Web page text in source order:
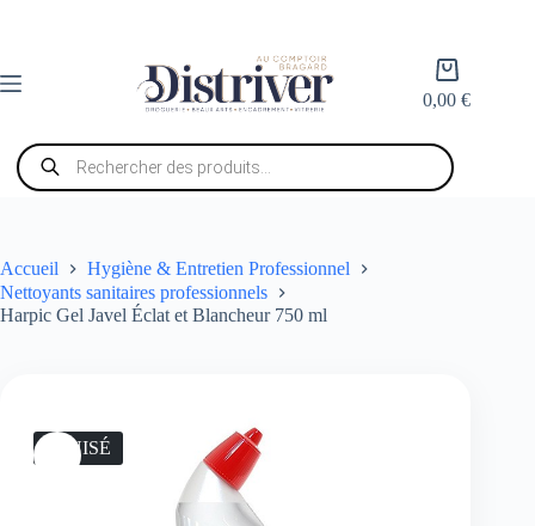
Panier
d’achat
0,00€
Recherche
de
produits
Accueil
Hygiène & Entretien Professionnel
Nettoyants sanitaires professionnels
Harpic Gel Javel Éclat et Blancheur 750 ml
ÉPUISÉ